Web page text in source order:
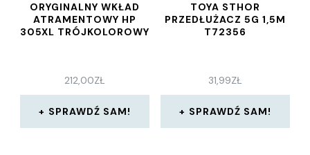
ORYGINALNY WKŁAD
ATRAMENTOWY HP
305XL TRÓJKOLOROWY
212,00ZŁ
SPRAWDŹ SAM!
TOYA STHOR
PRZEDŁUŻACZ 5G 1,5M
T72356
31,99ZŁ
SPRAWDŹ SAM!